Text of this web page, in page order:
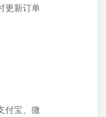
更新订单
付宝、微